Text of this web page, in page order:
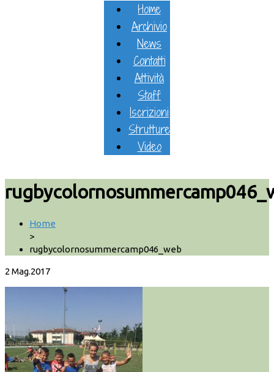
Home
Archivio
News
Contatti
Attività
Staff
Iscrizioni
Strutture
Video
Home
>
rugbycolornosummercamp046_web
2 Mag.2017